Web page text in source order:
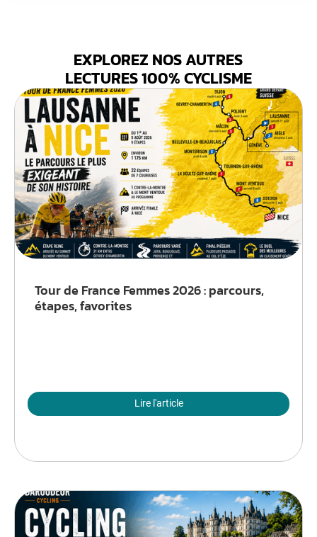
EXPLOREZ NOS AUTRES
LECTURES 100% CYCLISME
Tour de France Femmes 2026 : parcours,
étapes, favorites
Lire l'article